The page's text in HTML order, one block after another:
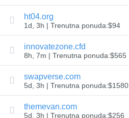
Istražiti
Pretraga
na
sekundarnom
Sve
aukcije
domena
Istekli
Domeni
Aukcije
registra
ht04.org
1d, 3h | Trenutna ponuda:$94
innovatezone.cfd
8h, 7m | Trenutna ponuda:$565
swapverse.com
5d, 3h | Trenutna ponuda:$1580
themevan.com
5d, 3h | Trenutna ponuda:$256